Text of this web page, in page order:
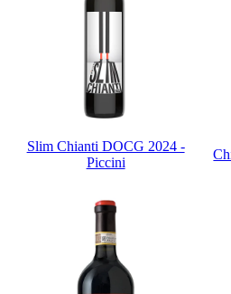
Slim Chianti DOCG 2024 -
Piccini